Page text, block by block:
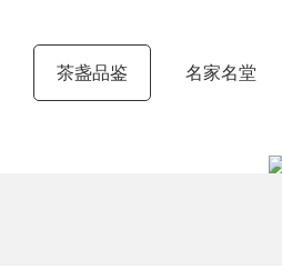
茶盏品鉴 名家名堂